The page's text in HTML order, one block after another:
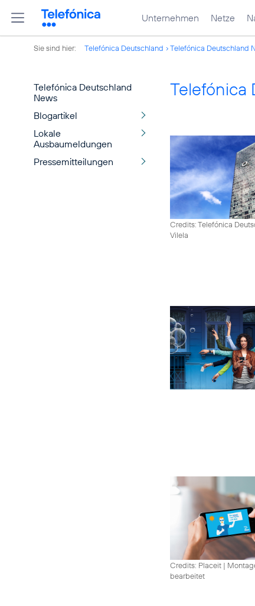
Unternehmen Netze
Sie sind hier: Telefónica Deutschland Telefónica Deutschland
Telefónica Deutschland
News
Blogartikel
Lokale
Ausbaumeldungen
Pressemitteilungen
Telefónica
Credits: Telefónica
Vilela
Credits: Placeit |
bearbeitet